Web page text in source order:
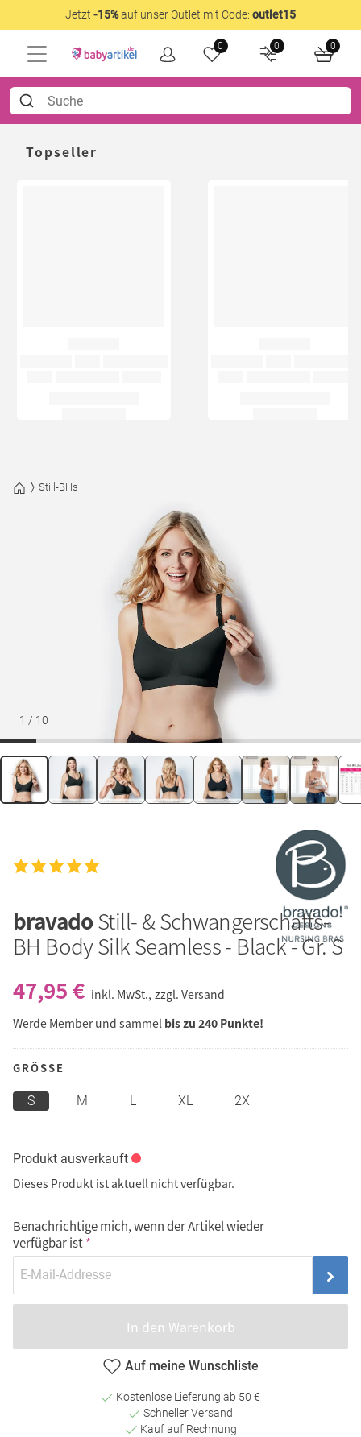
Jetzt -15%auf unser Outlet mit Code: outlet15
0 0 0
Topseller
Still-BHs
1 / 10
bravadoStill- & Schwangerschafts-
BH Body Silk Seamless - Black - Gr. S
47,95 € inkl. MwSt., zzgl. Versand
Werde Member und sammel bis zu 240 Punkte!
GRÖSSE
S M L XL 2X
Produkt ausverkauft
Dieses Produkt ist aktuell nicht verfügbar.
Benachrichtige mich, wenn der Artikel wieder
verfügbar ist
In den Warenkorb
Auf meine Wunschliste
Kostenlose Lieferung ab 50 €
Schneller Versand
Kauf auf Rechnung